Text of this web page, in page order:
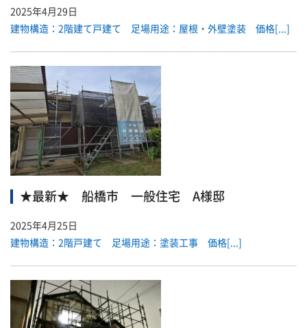
2025年4月29日
建物構造：2階建て戸建て 足場用途：屋根・外壁塗装 価格[...]
★最新★ 船橋市 一般住宅 A様邸
2025年4月25日
建物構造：2階戸建て 足場用途：塗装工事 価格[...]